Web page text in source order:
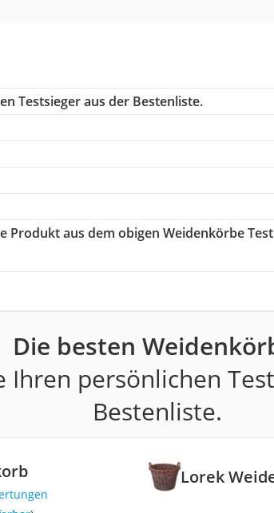
Testsieger aus der Bestenliste.
Produkt aus dem obigen Weidenkörbe
Die besten
Ihren persönlichen
Bestenliste.
Lorek